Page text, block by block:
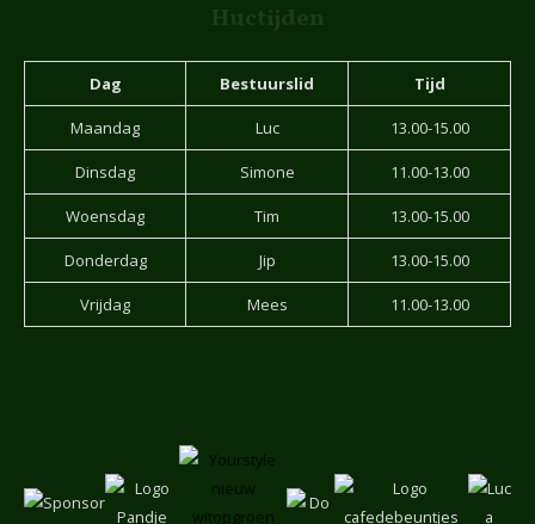
Huctijden
Dag Bestuurslid Tijd
Maandag Luc 13.00-15.00
Dinsdag Simone 11.00-13.00
Woensdag Tim 13.00-15.00
Donderdag Jip 13.00-15.00
Vrijdag Mees 11.00-13.00